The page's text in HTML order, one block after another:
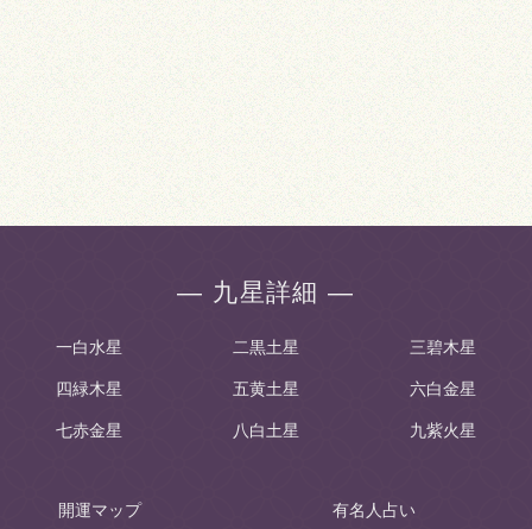
― 九星詳細 ―
一白水星 二黒土星 三碧木星
四緑木星 五黄土星 六白金星
七赤金星 八白土星 九紫火星
開運マップ 有名人占い